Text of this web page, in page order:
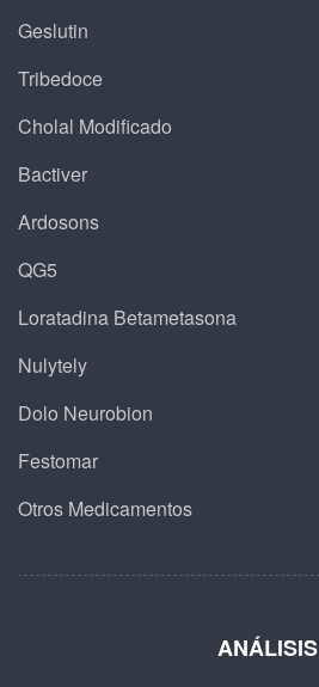
Geslutin
Tribedoce
Cholal Modificado
Bactiver
Ardosons
QG5
Loratadina Betametasona
Nulytely
Dolo Neurobion
Festomar
Otros Medicamentos
ANÁLISIS